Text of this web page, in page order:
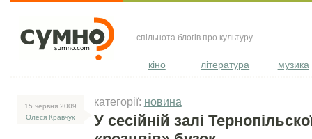
— спільнота блогів про культуру
кіно література музика
15 червня 2009
Олеся Кравчук
категорії: новина
У сесійній залі